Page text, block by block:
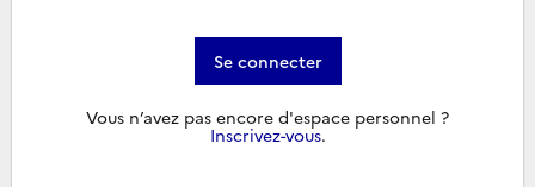
Se connecter
Vous n’avez pas encore d'espace personnel ?
Inscrivez-vous.